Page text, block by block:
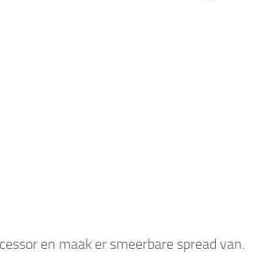
en maak er smeerbare spread van.